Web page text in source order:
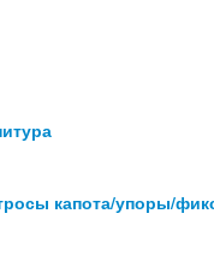
капота/упоры/